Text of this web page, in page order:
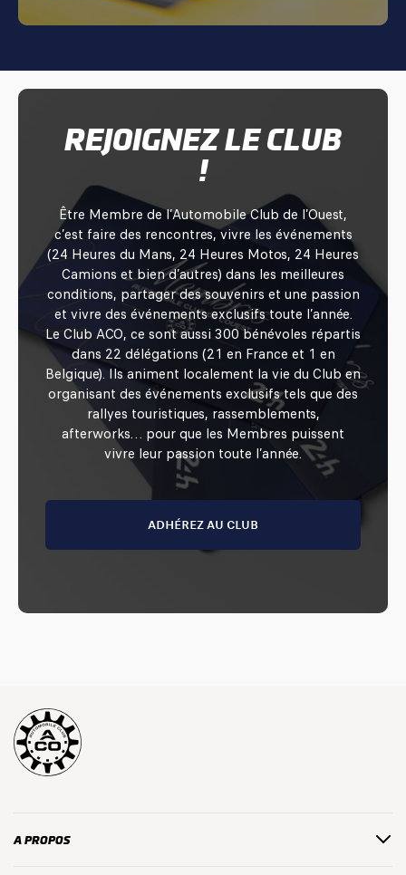
REJOIGNEZ LE CLUB
!
Être Membre de l’Automobile Club de l’Ouest,
c’est faire des rencontres, vivre les événements
(24 Heures du Mans, 24 Heures Motos, 24 Heures
Camions et bien d’autres) dans les meilleures
conditions, partager des souvenirs et une passion
et vivre des événements exclusifs toute l’année.
Le Club ACO, ce sont aussi 300 bénévoles répartis
dans 22 délégations (21 en France et 1 en
Belgique). Ils animent localement la vie du Club en
organisant des événements exclusifs tels que des
rallyes touristiques, rassemblements,
afterworks… pour que les Membres puissent
vivre leur passion toute l’année.
ADHÉREZ AU CLUB
A PROPOS